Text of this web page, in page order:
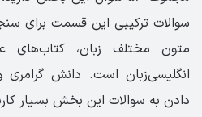
سوالات ترکیبی این قسمت برای
متون مختلف زبان، کتاب‌های
انگلیسی‌زبان است. دانش گرامری
دادن به سوالات این بخش بسیار